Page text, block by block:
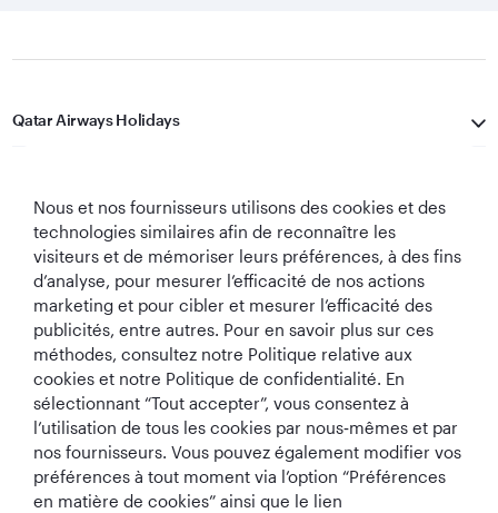
Qatar Airways Holidays
Restons Connectés
Meilleure
Compagnie
Aérienne au
Monde
Meilleure Classe
Affaires au
monde
Meilleur Salon de
Classe Affaires au
monde
Meilleure
Compagnie
Aérienne du
Moyen-Orient
Nous et nos fournisseurs utilisons des cookies et des
technologies similaires afin de reconnaître les
visiteurs et de mémoriser leurs préférences, à des fins
d’analyse, pour mesurer l’efficacité de nos actions
marketing et pour cibler et mesurer l’efficacité des
publicités, entre autres. Pour en savoir plus sur ces
méthodes, consultez notre Politique relative aux
cookies et notre Politique de confidentialité. En
sélectionnant “Tout accepter”, vous consentez à
l’utilisation de tous les cookies par nous‑mêmes et par
nos fournisseurs. Vous pouvez également modifier vos
préférences à tout moment via l’option “Préférences
en matière de cookies” ainsi que le lien